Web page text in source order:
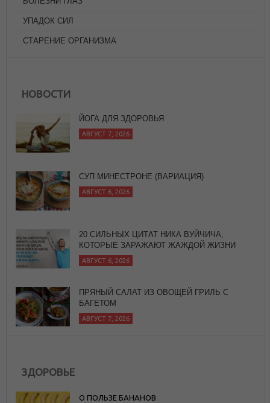
УПАДОК СИЛ
СТАРЕНИЕ ОРГАНИЗМА
НОВОСТИ
ЙОГА ДЛЯ ЗДОРОВЬЯ
АВГУСТ 7, 2026
СУП МИНЕСТРОНЕ (ВАРИАЦИЯ)
АВГУСТ 6, 2026
20 СИЛЬНЫХ ЦИТАТ НИКА ВУЙЧИЧА,
КОТОРЫЕ ЗАРАЖАЮТ ЖАЖДОЙ ЖИЗНИ
АВГУСТ 6, 2026
ПРЯНЫЙ САЛАТ ИЗ ОВОЩЕЙ ГРИЛЬ С
БАГЕТОМ
АВГУСТ 7, 2026
ЗДОРОВЬЕ
О ПОЛЬЗЕ БАНАНОВ